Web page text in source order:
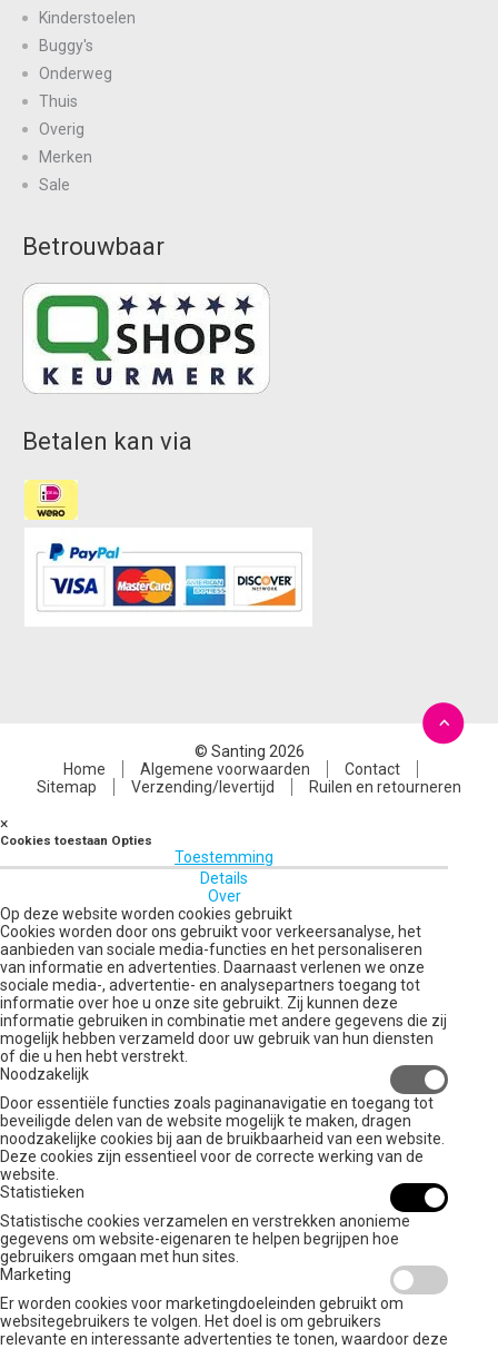
Kinderstoelen
Buggy's
Onderweg
Thuis
Overig
Merken
Sale
Betrouwbaar
Betalen kan via
© Santing 2026
Home
Algemene voorwaarden
Contact
Sitemap
Verzending/levertijd Ruilen en retourneren
×
Cookies toestaan Opties
Toestemming
Details
Over
Op deze website worden cookies gebruikt
Cookies worden door ons gebruikt voor verkeersanalyse, het
aanbieden van sociale media-functies en het personaliseren
van informatie en advertenties. Daarnaast verlenen we onze
sociale media-, advertentie- en analysepartners toegang tot
informatie over hoe u onze site gebruikt. Zij kunnen deze
informatie gebruiken in combinatie met andere gegevens die zij
mogelijk hebben verzameld door uw gebruik van hun diensten
of die u hen hebt verstrekt.
Noodzakelijk
Door essentiële functies zoals paginanavigatie en toegang tot
beveiligde delen van de website mogelijk te maken, dragen
noodzakelijke cookies bij aan de bruikbaarheid van een website.
Deze cookies zijn essentieel voor de correcte werking van de
website.
Statistieken
Statistische cookies verzamelen en verstrekken anonieme
gegevens om website-eigenaren te helpen begrijpen hoe
gebruikers omgaan met hun sites.
Marketing
Er worden cookies voor marketingdoeleinden gebruikt om
websitegebruikers te volgen. Het doel is om gebruikers
relevante en interessante advertenties te tonen, waardoor deze